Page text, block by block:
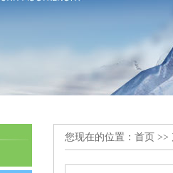
您现在的位置： 首页 >>